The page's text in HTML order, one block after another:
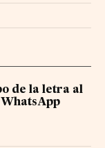
de la letra al